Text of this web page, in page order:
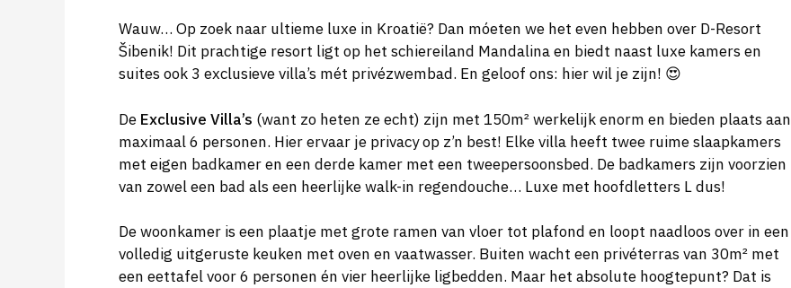
Wauw… Op zoek naar ultieme luxe in Kroatië? Dan móeten we het even hebben over D-Resort
Šibenik! Dit prachtige resort ligt op het schiereiland Mandalina en biedt naast luxe kamers en
suites ook 3 exclusieve villa’s mét privézwembad. En geloof ons: hier wil je zijn! 😍
De Exclusive Villa’s (want zo heten ze echt) zijn met 150m² werkelijk enorm en bieden plaats aan
maximaal 6 personen. Hier ervaar je privacy op z’n best! Elke villa heeft twee ruime slaapkamers
met eigen badkamer en een derde kamer met een tweepersoonsbed. De badkamers zijn voorzien
van zowel een bad als een heerlijke walk-in regendouche… Luxe met hoofdletters L dus!
De woonkamer is een plaatje met grote ramen van vloer tot plafond en loopt naadloos over in een
volledig uitgeruste keuken met oven en vaatwasser. Buiten wacht een privéterras van 30m² met
een eettafel voor 6 personen én vier heerlijke ligbedden. Maar het absolute hoogtepunt? Dat is